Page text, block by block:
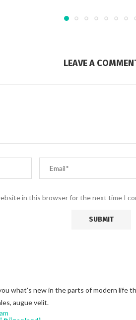
LEAVE A
in this browser for the next time I
what's new in the parts of modern
augue velit.